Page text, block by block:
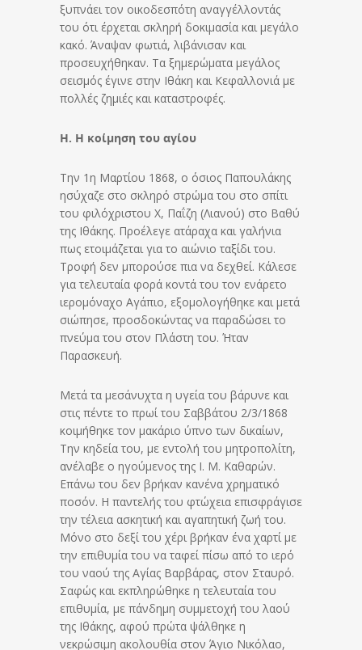
ξυπνάει τον οικοδεσπότη αναγγέλλοντάς
του ότι έρχεται σκληρή δοκιμασία και μεγάλο
κακό. Άναψαν φωτιά, λιβάνισαν και
προσευχήθηκαν. Τα ξημερώματα μεγάλος
σεισμός έγινε στην Ιθάκη και Κεφαλλονιά με
πολλές ζημιές και καταστροφές.
Η. Η κοίμηση του αγίου
Την 1η Μαρτίου 1868, ο όσιος Παπουλάκης
ησύχαζε στο σκληρό στρώμα του στο σπίτι
του φιλόχριστου Χ, Παΐζη (Λιανού) στο Βαθύ
της Ιθάκης. Προέλεγε ατάραχα και γαλήνια
πως ετοιμάζεται για το αιώνιο ταξίδι του.
Τροφή δεν μπορούσε πια να δεχθεί. Κάλεσε
για τελευταία φορά κοντά του τον ενάρετο
ιερομόναχο Αγάπιο, εξομολογήθηκε και μετά
σιώπησε, προσδοκώντας να παραδώσει το
πνεύμα του στον Πλάστη του. Ήταν
Παρασκευή.
Μετά τα μεσάνυχτα η υγεία του βάρυνε και
στις πέντε το πρωί του Σαββάτου 2/3/1868
κοιμήθηκε τον μακάριο ύπνο των δικαίων,
Την κηδεία του, με εντολή του μητροπολίτη,
ανέλαβε ο ηγούμενος της Ι. Μ. Καθαρών.
Επάνω του δεν βρήκαν κανένα χρηματικό
ποσόν. Η παντελής του φτώχεια επισφράγισε
την τέλεια ασκητική και αγαπητική ζωή του.
Μόνο στο δεξί του χέρι βρήκαν ένα χαρτί με
την επιθυμία του να ταφεί πίσω από το ιερό
του ναού της Αγίας Βαρβάρας, στον Σταυρό.
Σαφώς και εκπληρώθηκε η τελευταία του
επιθυμία, με πάνδημη συμμετοχή του λαού
της Ιθάκης, αφού πρώτα ψάλθηκε η
νεκρώσιμη ακολουθία στον Άγιο Νικόλαο,